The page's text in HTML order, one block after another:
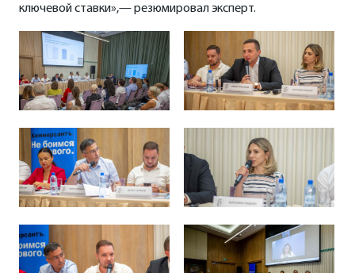
ключевой ставки»,— резюмировал эксперт.